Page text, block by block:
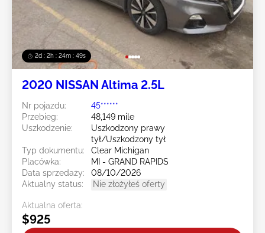
2d : 2h : 24m : 47s
2020 NISSAN Altima 2.5L
Nr pojazdu:
45******
Przebieg:
48,149 mile
Uszkodzenie:
Uszkodzony prawy
tył/Uszkodzony tył
Typ dokumentu:
Clear Michigan
Placówka:
MI - GRAND RAPIDS
Data sprzedaży:
08/10/2026
Aktualny status:
Nie złożyłeś oferty
Aktualna oferta:
$925